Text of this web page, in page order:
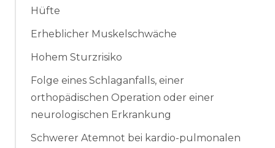
Hüfte
Erheblicher Muskelschwäche
Hohem Sturzrisiko
Folge eines Schlaganfalls, einer
orthopädischen Operation oder einer
neurologischen Erkrankung
Schwerer Atemnot bei kardio-pulmonalen